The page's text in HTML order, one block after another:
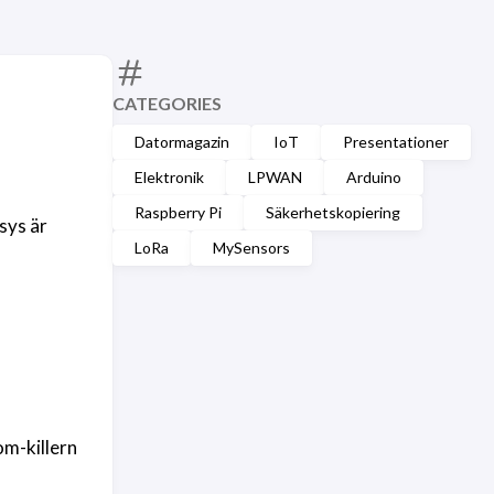
CATEGORIES
Datormagazin IoT
Presentationer
Elektronik
LPWAN
Arduino
Raspberry Pi
Säkerhetskopiering
LoRa
MySensors
är
killern